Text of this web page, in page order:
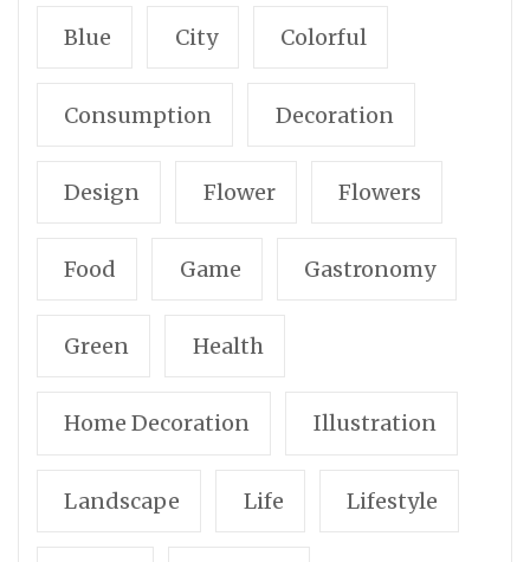
Blue City Colorful
Consumption Decoration
Design Flower Flowers
Food Game Gastronomy
Green Health
Home Decoration Illustration
Landscape Life Lifestyle